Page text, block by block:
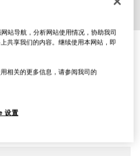
，100毫升
站导航，分析网站使用情况，协助我司
共享我们的内容。继续使用本网站，即
相关的更多信息，请参阅我司的
设置